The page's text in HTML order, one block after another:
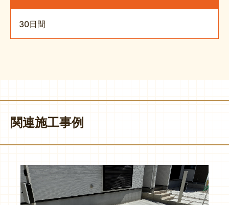
30日間
関連施工事例